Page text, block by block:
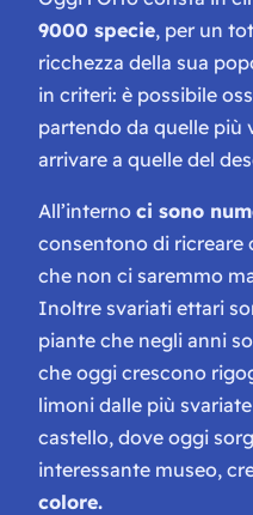
9000 specie, per un
ricchezza della sua
in criteri: è possibile
partendo da quelle più
arrivare a quelle del
All’interno ci sono
consentono di ricreare
che non ci saremmo
Inoltre svariati ettari
piante che negli anni
che oggi crescono
limoni dalle più
castello, dove oggi
interessante museo,
colore.